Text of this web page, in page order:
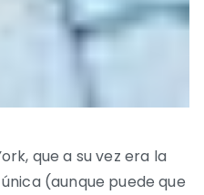
que a su vez era la
(aunque puede que